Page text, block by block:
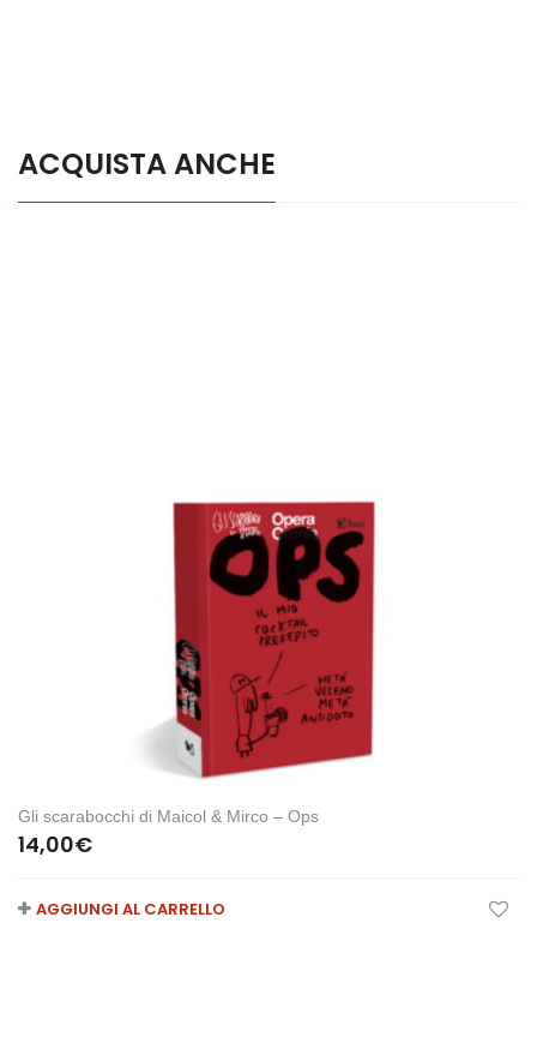
ACQUISTA ANCHE
Gli scarabocchi di Maicol & Mirco – Ops
14,00€
AGGIUNGI AL CARRELLO